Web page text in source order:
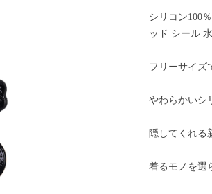
シリコン100
ッド シール
フリーサイズ
やわらかいシ
隠してくれる
着るモノを選